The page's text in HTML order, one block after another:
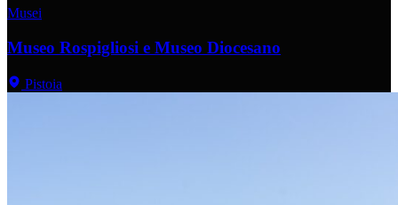
Musei
Museo Rospigliosi e Museo Diocesano
Pistoia